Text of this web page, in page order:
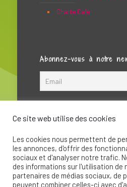
Charte Café
Abonnez-vous à notre
Ce site web utilise des cookies
Les cookies nous permettent de
les annonces, d'offrir des
sociaux et d'analyser notre trafic.
des informations sur l'utilisation de
partenaires de médias sociaux, de
peuvent combiner celles-ci avec